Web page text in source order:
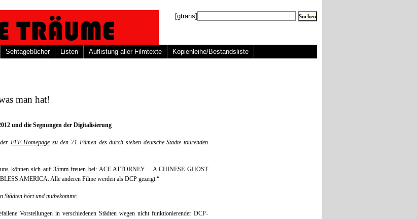
[gtrans]
Sehtagebücher Listen Auflistung aller Filmtexte Kopienleihe/Bestandsliste
man hat!
und die Segnungen der Digitalisierung
derFFF-Homepage zu den 71 Filmen des durch sieben deutsche Städte tourenden
können sich auf 35mm freuen bei: ACE ATTORNEY – A CHINESE GHOST
AMERICA. Alle anderen Filme werden als DCP gezeigt.“
Städten hört und mitbekommt:
Vorstellungen in verschiedenen Städten wegen nicht funktionierender DCP-